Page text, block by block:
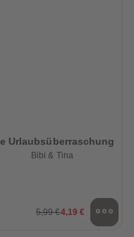
Urlaubsüberraschung
Bibi & Tina
5,99 €4,19 €